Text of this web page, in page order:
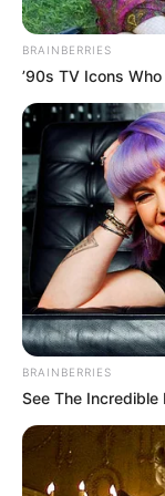
BRAINBERRIES
’90s TV Icons
BRAINBERRIES
See The